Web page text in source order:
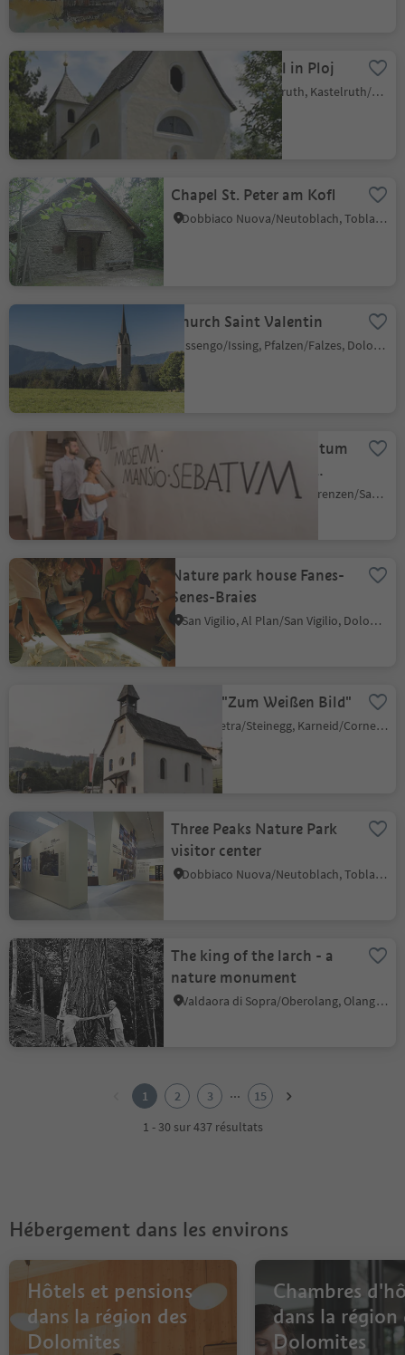
St Anne´s Chapel in Ploj
Castelrotto/Kastelruth, Kastelruth/Castelrotto, Dolomites Region Seiser Alm
Chapel St. Peter am Kofl
Dobbiaco Nuova/Neutoblach, Toblach/Dobbiaco, Dolomites Region 3 Zinnen
Church Saint Valentin
Issengo/Issing, Pfalzen/Falzes, Dolomites Region Kronplatz/Plan de Corones
Museum Mansio Sebatum
in St. Lorenzen / San
Lorenzo
Campolino/Lothen, St.Lorenzen/San Lorenzo di Sebato, Dolomites Region Kronplatz/Plan de Corones
Nature park house Fanes-
Senes-Braies
San Vigilio, Al Plan/San Vigilio, Dolomites Region Kronplatz/Plan de Corones
Chapel "Zum Weißen Bild"
Collepietra/Steinegg, Karneid/Cornedo all'Isarco, Dolomites Region Eggental
Three Peaks Nature Park
visitor center
Dobbiaco Nuova/Neutoblach, Toblach/Dobbiaco, Dolomites Region 3 Zinnen
The king of the larch - a
nature monument
Valdaora di Sopra/Oberolang, Olang/Valdaora, Dolomites Region Kronplatz/Plan de Corones
10
12
15
1 2 3 ...
15
1 - 30 sur 437 résultats
Hébergement dans les environs
Hôtels et pensions
dans la région des
Dolomites
Chambres
dans la région
Dolomites